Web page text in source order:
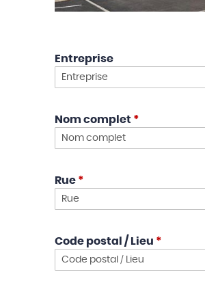
Entreprise
Nom complet *
Rue *
Code postal / Lieu *